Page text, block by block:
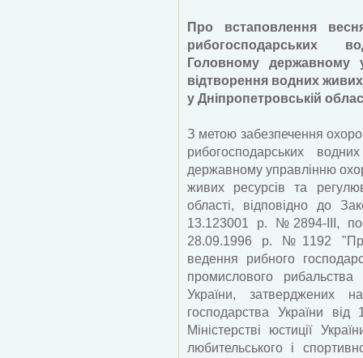
Про встаповлення
рибогосподарських
Головному державному
відтворення водних
у Дніпропетровській
З метою забезпечення
рибогосподарських
державному управлінню
живих ресурсів та
області, відповідно до
13.123001 р. №2894-ІІІ,
28.09.1996 р. №1192 "Про
ведення рибного
промислового
України, затверджених
господарства України
Міністерстві юстиції
любительського і